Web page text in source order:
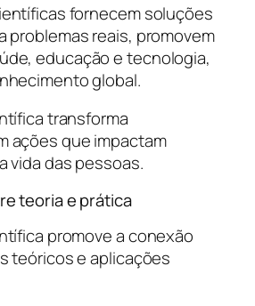
fornecem soluções
problemas reais, promovem
educação e tecnologia,
global.
transforma
ações que impactam
vida das pessoas.
teoria e prática
promove a conexão
teóricos e aplicações